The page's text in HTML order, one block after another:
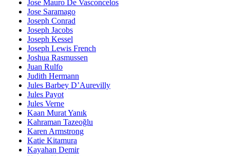
Jose Mauro De Vasconcelos
Jose Saramago
Joseph Conrad
Joseph Jacobs
Joseph Kessel
Joseph Lewis French
Joshua Rasmussen
Juan Rulfo
Judith Hermann
Jules Barbey D’Aurevilly
Jules Payot
Jules Verne
Kaan Murat Yanık
Kahraman Tazeoğlu
Karen Armstrong
Katie Kitamura
Kayahan Demir